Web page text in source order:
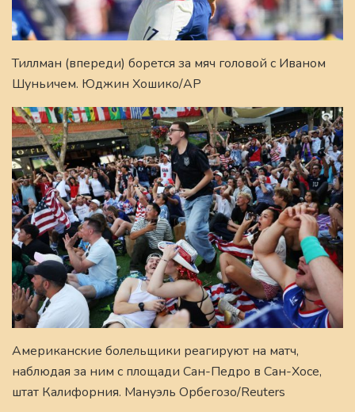
Тиллман (впереди) борется за мяч головой с Иваном
Шуньичем. Юджин Хошико/AP
Американские болельщики реагируют на матч,
наблюдая за ним с площади Сан-Педро в Сан-Хосе,
штат Калифорния. Мануэль Орбегозо/Reuters